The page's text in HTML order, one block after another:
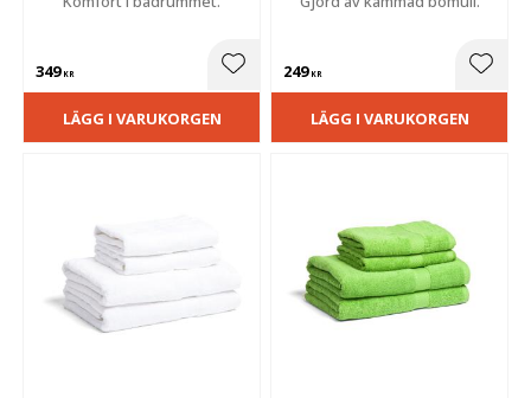
349KR Lägg till i favoriter
LÄGG I VARUKORGEN
249KR
LÄGG I VARUKORGEN